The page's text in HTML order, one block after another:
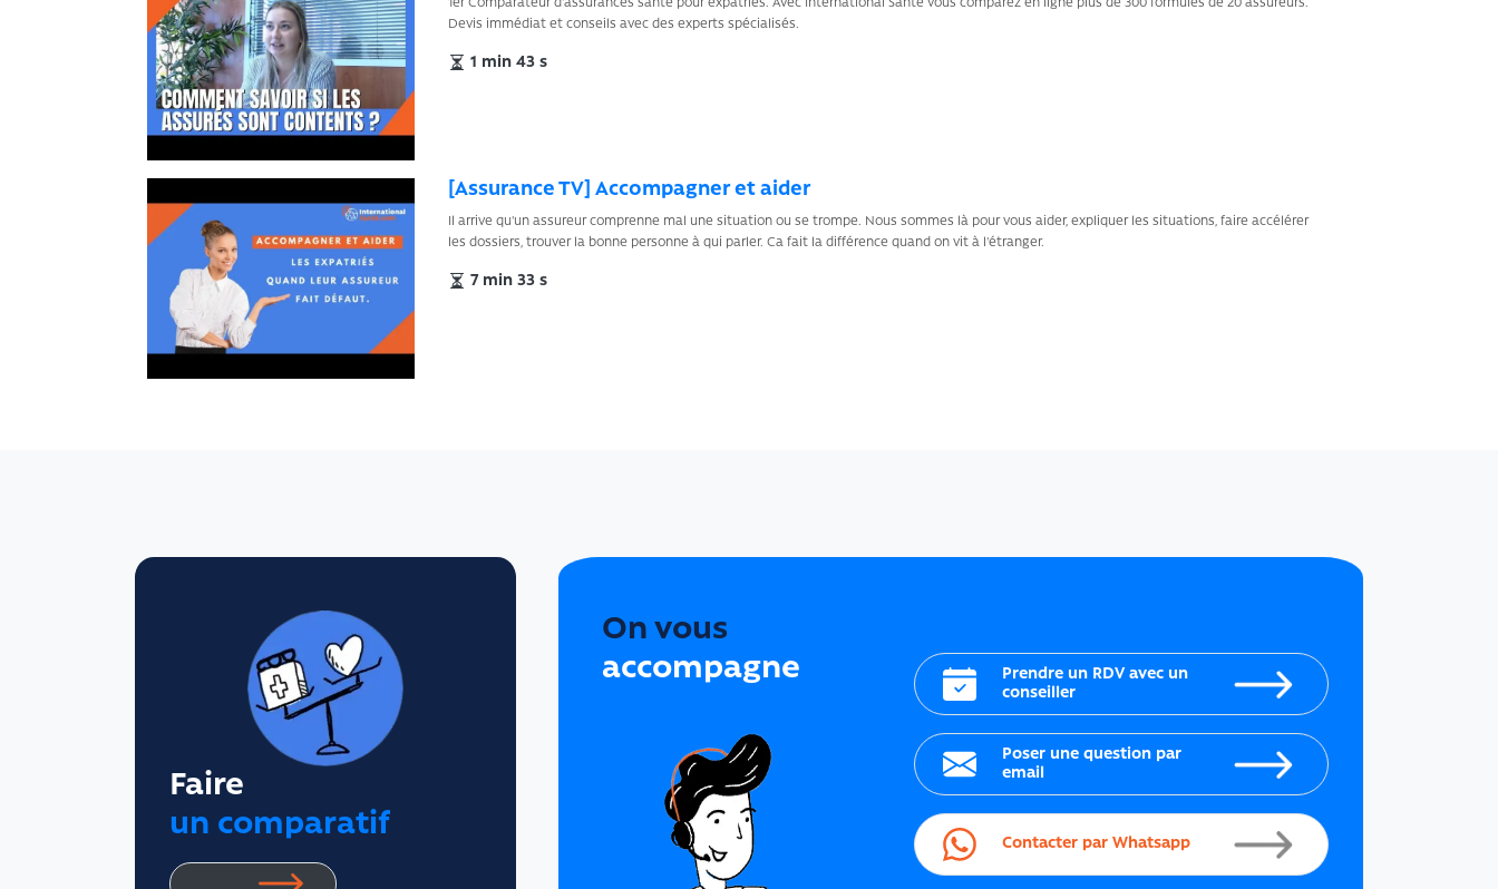
1er Comparateur d'assurances santé pour expatriés. Avec International Santé vous comparez en ligne plus de 300 formules de 20 assureurs.
Devis immédiat et conseils avec des experts spécialisés.
1 min 43 s
[Assurance TV] Accompagner et aider
Il arrive qu'un assureur comprenne mal une situation ou se trompe. Nous sommes là pour vous aider, expliquer les situations, faire accélérer
les dossiers, trouver la bonne personne à qui parler. Ca fait la différence quand on vit à l'étranger.
7 min 33 s
Faire
un comparatif
On vous
accompagne
Prendre un RDV avec un
conseiller
Poser une question par
email
Contacter par Whatsapp